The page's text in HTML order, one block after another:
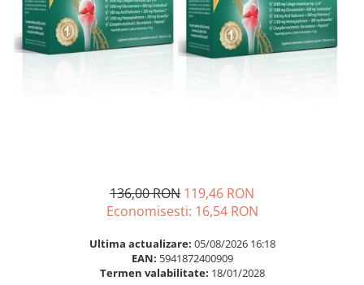
Omega 3
Par si unghii
Somn stres si anxietate
Supliment Complexe
Ingrijire par
Balsam masca si tratament
Produse cu SPF Pentru Fata
136,00 RON 119,46 RON
Economisesti: 16,54 RON
Ultima actualizare: 05/08/2026 16:18
EAN: 5941872400909
Termen valabilitate: 18/01/2028